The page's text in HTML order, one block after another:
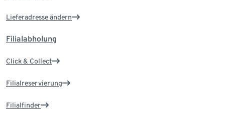
Lieferadresse ändern
Filialabholung
Click & Collect
Filialreservierung
Filialfinder